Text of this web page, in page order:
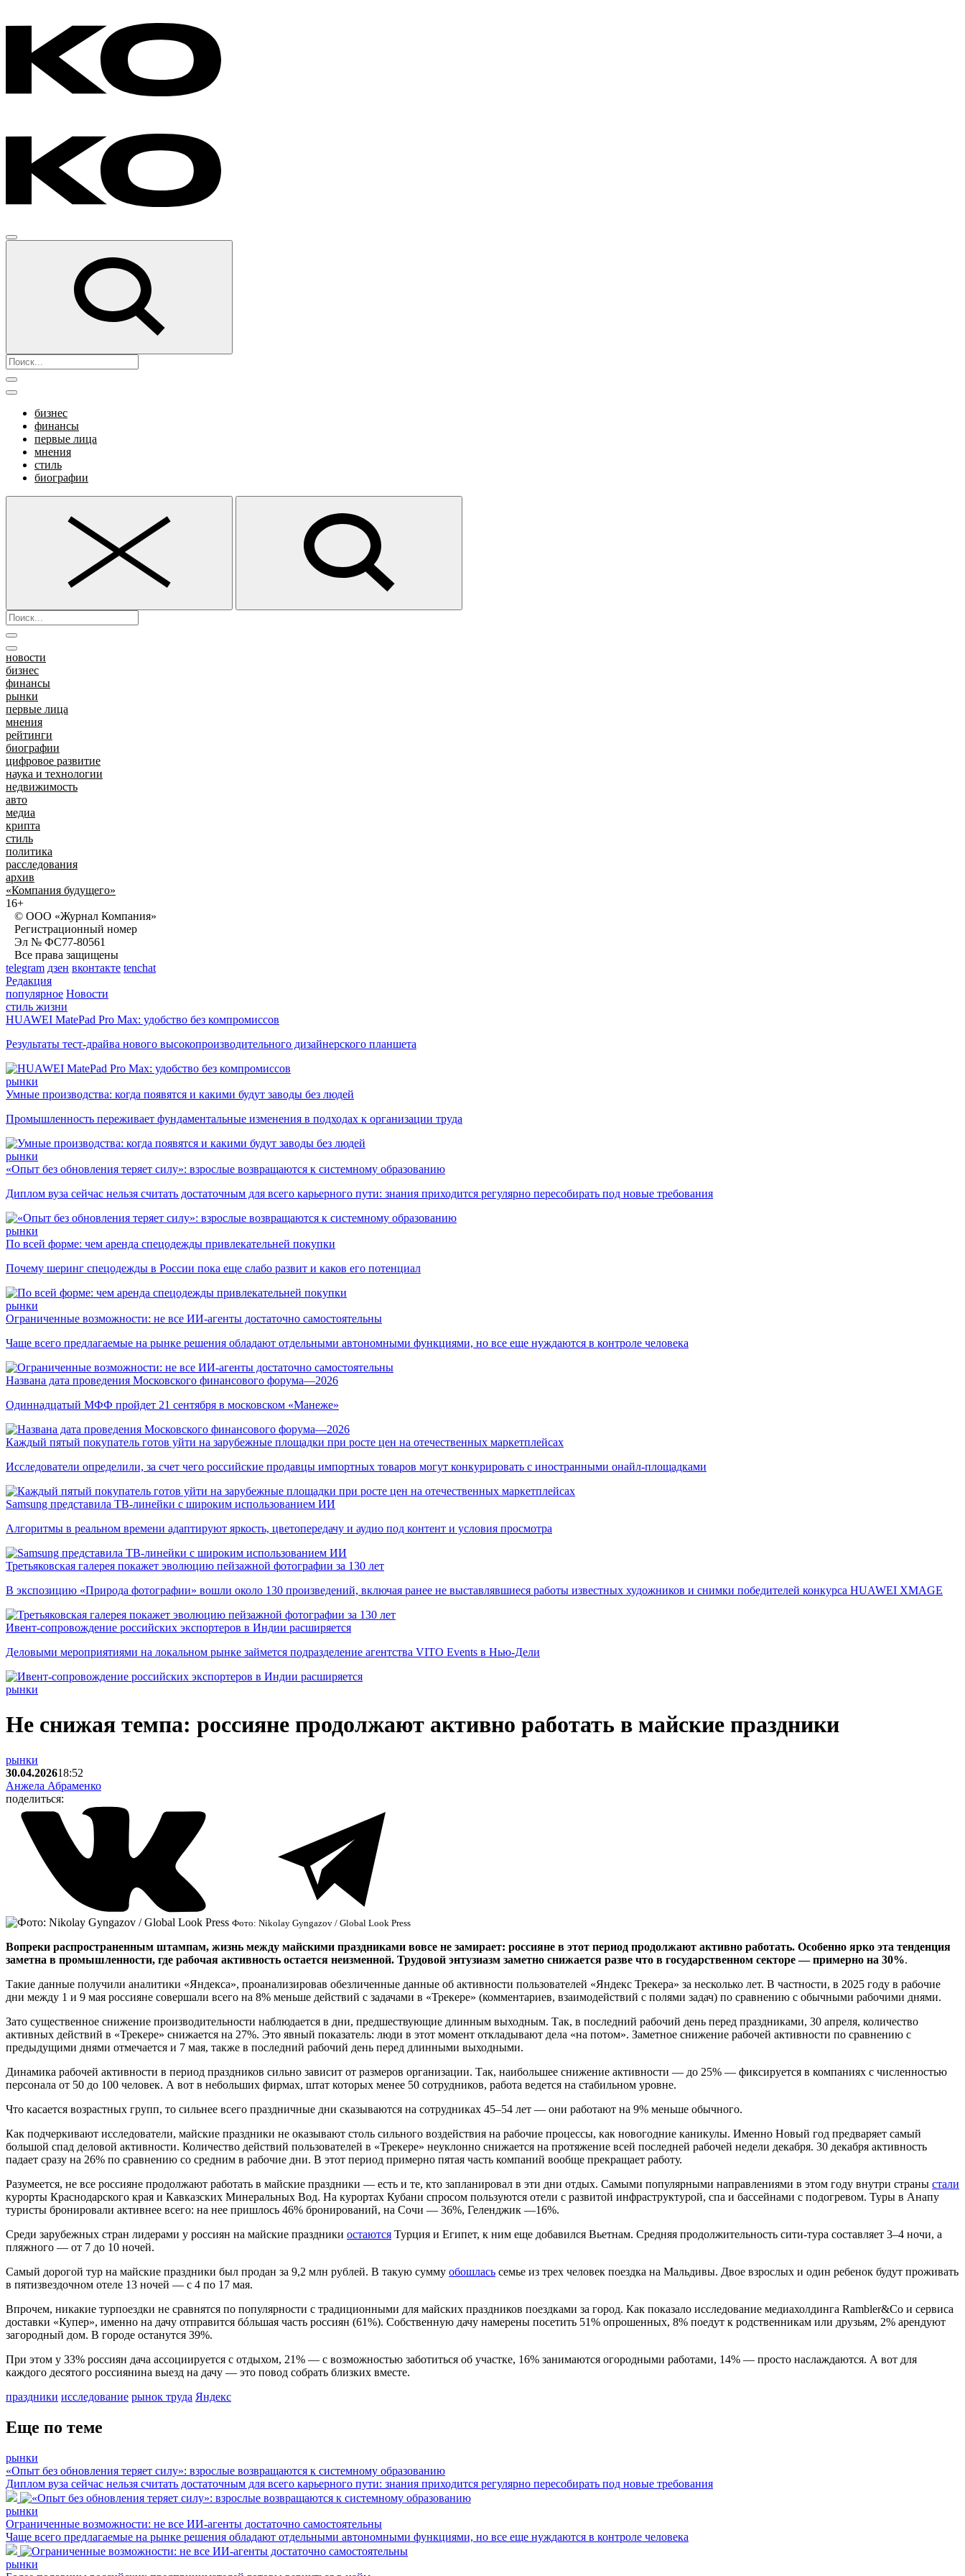
бизнес
финансы
первые лица
мнения
стиль
биографии
новости
бизнес
финансы
рынки
первые лица
мнения
рейтинги
биографии
цифровое развитие
наука и технологии
недвижимость
авто
медиа
крипта
стиль
политика
расследования
архив
«Компания будущего»
16+
© ООО «Журнал Компания»
Регистрационный номер
Эл № ФС77-80561
Все права защищены
telegram дзен вконтакте tenchat
Редакция
популярное Новости
стиль жизни
HUAWEI MatePad Pro Max: удобство без компромиссов
Результаты тест-драйва нового высокопроизводительного дизайнерского планшета
рынки
Умные производства: когда появятся и какими будут заводы без людей
Промышленность переживает фундаментальные изменения в подходах к организации труда
рынки
«Опыт без обновления теряет силу»: взрослые возвращаются к системному образованию
Диплом вуза сейчас нельзя считать достаточным для всего карьерного пути: знания приходится регулярно пересобирать под новые требования
рынки
По всей форме: чем аренда спецодежды привлекательней покупки
Почему шеринг спецодежды в России пока еще слабо развит и каков его потенциал
рынки
Ограниченные возможности: не все ИИ-агенты достаточно самостоятельны
Чаще всего предлагаемые на рынке решения обладают отдельными автономными функциями, но все еще нуждаются в контроле человека
Названа дата проведения Московского финансового форума—2026
Одиннадцатый МФФ пройдет 21 сентября в московском «Манеже»
Каждый пятый покупатель готов уйти на зарубежные площадки при росте цен на отечественных маркетплейсах
Исследователи определили, за счет чего российские продавцы импортных товаров могут конкурировать с иностранными онайл-площадками
Samsung представила ТВ-линейки с широким использованием ИИ
Алгоритмы в реальном времени адаптируют яркость, цветопередачу и аудио под контент и условия просмотра
Третьяковская галерея покажет эволюцию пейзажной фотографии за 130 лет
В экспозицию «Природа фотографии» вошли около 130 произведений, включая ранее не выставлявшиеся работы известных художников и снимки победителей конкурса HUAWEI XMAGE
Ивент-сопровождение российских экспортеров в Индии расширяется
Деловыми мероприятиями на локальном рынке займется подразделение агентства VITO Events в Нью-Дели
рынки
Не снижая темпа: россияне продолжают активно работать в майские праздники
рынки
30.04.202618:52
Анжела Абраменко
поделиться:
Фото: Nikolay Gyngazov / Global Look Press
Вопреки распространенным штампам, жизнь между майскими праздниками вовсе не замирает: россияне в этот период продолжают активно работать. Особенно ярко эта тенденция
заметна в промышленности, где рабочая активность остается неизменной. Трудовой энтузиазм заметно снижается разве что в государственном секторе — примерно на 30%.
Такие данные получили аналитики «Яндекса», проанализировав обезличенные данные об активности пользователей «Яндекс Трекера» за несколько лет. В частности, в 2025 году в рабочие
дни между 1 и 9 мая россияне совершали всего на 8% меньше действий с задачами в «Трекере» (комментариев, взаимодействий с полями задач) по сравнению с обычными рабочими днями.
Зато существенное снижение производительности наблюдается в дни, предшествующие длинным выходным. Так, в последний рабочий день перед праздниками, 30 апреля, количество
активных действий в «Трекере» снижается на 27%. Это явный показатель: люди в этот момент откладывают дела «на потом». Заметное снижение рабочей активности по сравнению с
предыдущими днями отмечается и 7 мая, также в последний рабочий день перед длинными выходными.
Динамика рабочей активности в период праздников сильно зависит от размеров организации. Так, наибольшее снижение активности — до 25% — фиксируется в компаниях с численностью
персонала от 50 до 100 человек. А вот в небольших фирмах, штат которых менее 50 сотрудников, работа ведется на стабильном уровне.
Что касается возрастных групп, то сильнее всего праздничные дни сказываются на сотрудниках 45–54 лет — они работают на 9% меньше обычного.
Как подчеркивают исследователи, майские праздники не оказывают столь сильного воздействия на рабочие процессы, как новогодние каникулы. Именно Новый год предваряет самый
большой спад деловой активности. Количество действий пользователей в «Трекере» неуклонно снижается на протяжение всей последней рабочей недели декабря. 30 декабря активность
падает сразу на 26% по сравнению со средним в рабочие дни. В этот период примерно пятая часть компаний вообще прекращает работу.
Разумеется, не все россияне продолжают работать в майские праздники — есть и те, кто запланировал в эти дни отдых. Самыми популярными направлениями в этом году внутри страны стали
курорты Краснодарского края и Кавказских Минеральных Вод. На курортах Кубани спросом пользуются отели с развитой инфраструктурой, спа и бассейнами с подогревом. Туры в Анапу
туристы бронировали активнее всего: на нее пришлось 46% бронирований, на Сочи — 36%, Геленджик —16%.
Среди зарубежных стран лидерами у россиян на майские праздники остаются Турция и Египет, к ним еще добавился Вьетнам. Средняя продолжительность сити-тура составляет 3–4 ночи, а
пляжного — от 7 до 10 ночей.
Самый дорогой тур на майские праздники был продан за 9,2 млн рублей. В такую сумму обошлась семье из трех человек поездка на Мальдивы. Двое взрослых и один ребенок будут проживать
в пятизвездочном отеле 13 ночей — с 4 по 17 мая.
Впрочем, никакие турпоездки не сравнятся по популярности с традиционными для майских праздников поездками за город. Как показало исследование медиахолдинга Rambler&Co и сервиса
доставки «Купер», именно на дачу отправится бóльшая часть россиян (61%). Собственную дачу намерены посетить 51% опрошенных, 8% поедут к родственникам или друзьям, 2% арендуют
загородный дом. В городе останутся 39%.
При этом у 33% россиян дача ассоциируется с отдыхом, 21% — с возможностью заботиться об участке, 16% занимаются огородными работами, 14% — просто наслаждаются. А вот для
каждого десятого россиянина выезд на дачу — это повод собрать близких вместе.
праздники исследование рынок труда Яндекс
Еще по теме
рынки
«Опыт без обновления теряет силу»: взрослые возвращаются к системному образованию
Диплом вуза сейчас нельзя считать достаточным для всего карьерного пути: знания приходится регулярно пересобирать под новые требования
рынки
Ограниченные возможности: не все ИИ-агенты достаточно самостоятельны
Чаще всего предлагаемые на рынке решения обладают отдельными автономными функциями, но все еще нуждаются в контроле человека
рынки